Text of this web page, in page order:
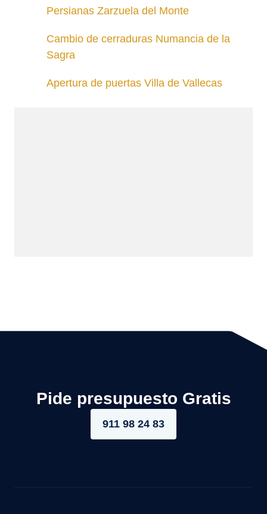
Persianas Zarzuela del Monte
Cambio de cerraduras Numancia de la
Sagra
Apertura de puertas Villa de Vallecas
Pide presupuesto Gratis
911 98 24 83